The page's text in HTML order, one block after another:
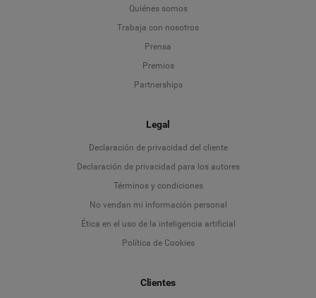
Quiénes somos
Trabaja con nosotros
Prensa
Premios
Partnerships
Legal
Declaración de privacidad del cliente
Declaración de privacidad para los autores
Términos y condiciones
No vendan mi información personal
Ética en el uso de la inteligencia artificial
Política de Cookies
Clientes